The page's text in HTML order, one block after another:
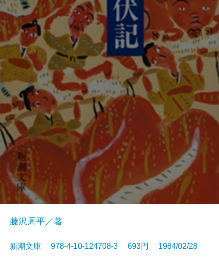
藤沢周平／著
新潮文庫 978-4-10-124708-3 693円 1984/02/28